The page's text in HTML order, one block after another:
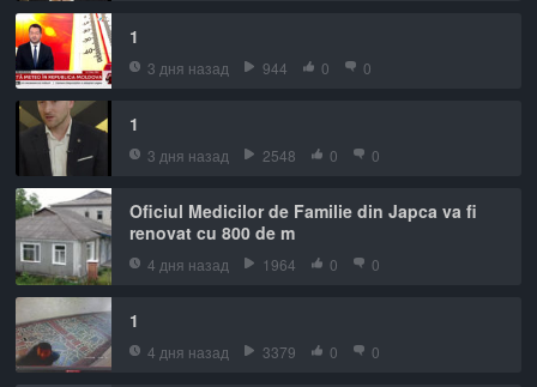
1
3 дня назад 944 0 0
1
3 дня назад 2548 0 0
Oficiul Medicilor de Familie din Japca va fi
renovat cu 800 de m
4 дня назад 1964 0 0
1
4 дня назад 3379 0 0